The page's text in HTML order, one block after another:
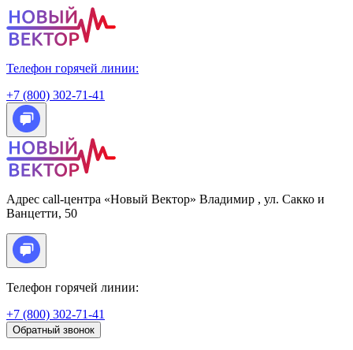
Телефон горячей линии:
+7 (800) 302-71-41
Адрес call-центра «Новый Вектор» Владимир , ул. Сакко и
Ванцетти, 50
Телефон горячей линии:
+7 (800) 302-71-41
Обратный звонок